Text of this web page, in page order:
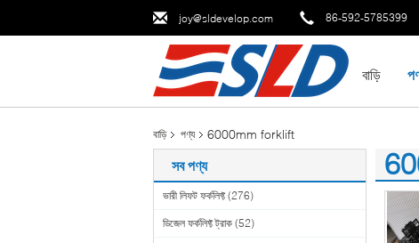
joy@sldevelop.com 86-592-5785399
বাড়ি
বাড়ি পণ্য 6000mm forklift
সব পণ্য
ভারী লিফট ফর্কলিফ্ট (276)
ডিজেল ফর্কলিফ্ট ট্রাক (52)
(19)